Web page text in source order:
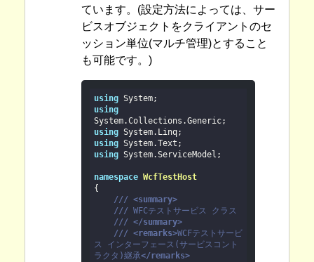
ています。(設定方法によっては、サー
ビスオブジェクトをクライアントのセ
ッション単位(マルチ管理)とすること
も可能です。)
using
using
using
using
using System.ServiceModel;
namespace WcfTestHost
{
/// <summary>
/// WFCテストサービス クラス
/// </summary>
/// <remarks>WCFテストサービ
ス インターフェース(サービスコント
ラクタ)継承</remarks>